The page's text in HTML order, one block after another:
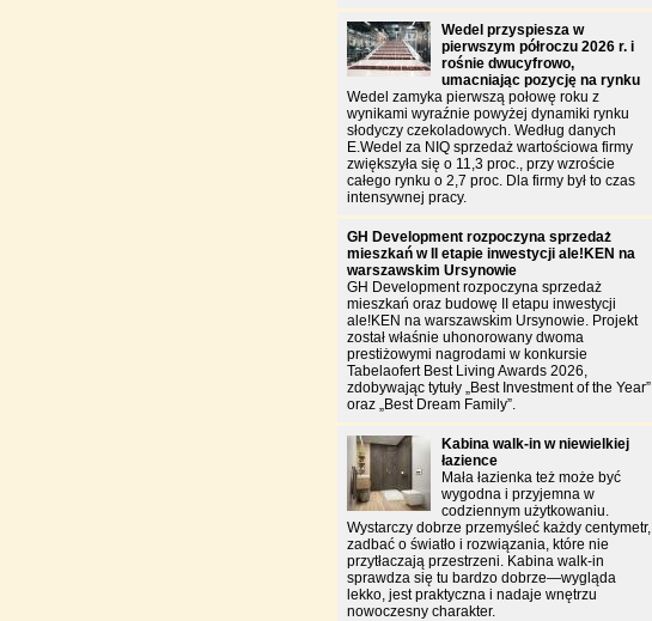
Wedel przyspiesza w
pierwszym półroczu 2026 r. i
rośnie dwucyfrowo,
umacniając pozycję na rynku
Wedel zamyka pierwszą połowę roku z
wynikami wyraźnie powyżej dynamiki rynku
słodyczy czekoladowych. Według danych
E.Wedel za NIQ sprzedaż wartościowa firmy
zwiększyła się o 11,3 proc., przy wzroście
całego rynku o 2,7 proc. Dla firmy był to czas
intensywnej pracy.
GH Development rozpoczyna sprzedaż
mieszkań w II etapie inwestycji ale!KEN na
warszawskim Ursynowie
GH Development rozpoczyna sprzedaż
mieszkań oraz budowę II etapu inwestycji
ale!KEN na warszawskim Ursynowie. Projekt
został właśnie uhonorowany dwoma
prestiżowymi nagrodami w konkursie
Tabelaofert Best Living Awards 2026,
zdobywając tytuły „Best Investment of the Year”
oraz „Best Dream Family”.
Kabina walk-in w niewielkiej
łazience
Mała łazienka też może być
wygodna i przyjemna w
codziennym użytkowaniu.
Wystarczy dobrze przemyśleć każdy centymetr,
zadbać o światło i rozwiązania, które nie
przytłaczają przestrzeni. Kabina walk-in
sprawdza się tu bardzo dobrze—wygląda
lekko, jest praktyczna i nadaje wnętrzu
nowoczesny charakter.